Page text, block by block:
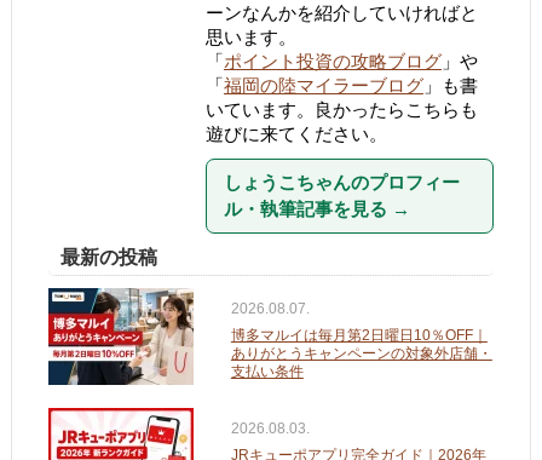
ーンなんかを紹介していければと
思います。
「ポイント投資の攻略ブログ」や
「福岡の陸マイラーブログ」も書
いています。良かったらこちらも
遊びに来てください。
しょうこちゃんのプロフィー
ル・執筆記事を見る →
最新の投稿
2026.08.07.
博多マルイは毎月第2日曜日10％OFF｜
ありがとうキャンペーンの対象外店舗・
支払い条件
2026.08.03.
JRキューポアプリ完全ガイド｜2026年